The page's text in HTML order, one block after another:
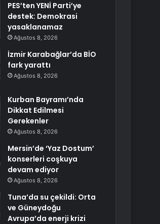
PES’ten YENİ Parti’ye
destek: Demokrasi
yasaklanamaz
Ağustos 8, 2026
İzmir Karabağlar’da BİO
fark yarattı
Ağustos 8, 2026
Kurban Bayramı’nda
Dikkat Edilmesi
Gerekenler
Ağustos 8, 2026
Mersin’de ‘Yaz Dostum’
konserleri coşkuya
devam ediyor
Ağustos 8, 2026
Tuna’da su çekildi: Orta
ve Güneydoğu
Avrupa’da enerji krizi